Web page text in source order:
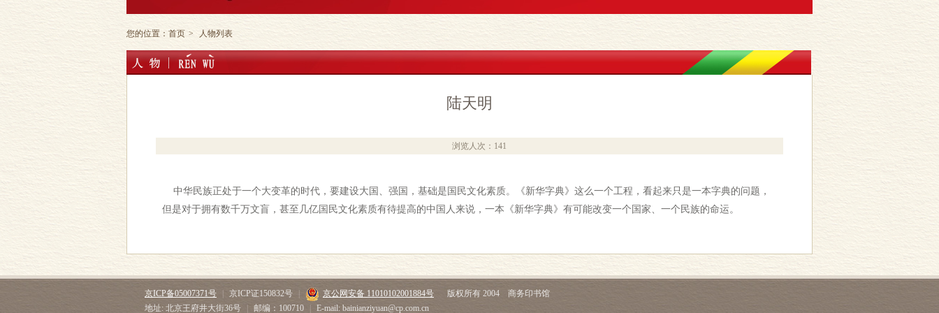
您的位置： 首页 > 人物列表
陆天明
浏览人次：141
中华民族正处于一个大变革的时代，要建设大国、强国，基础是国民文化素质。《新华字典》这么一个工程，看起来只是一本字典的问题，
但是对于拥有数千万文盲，甚至几亿国民文化素质有待提高的中国人来说，一本《新华字典》有可能改变一个国家、一个民族的命运。
京ICP备05007371号 京ICP证150832号 京公网安备 11010102001884号
版权所有 2004 商务印书馆
地址: 北京王府井大街36号
邮编：100710 E-mail: bainianziyuan@cp.com.cn